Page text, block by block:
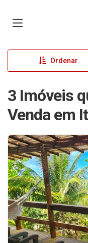
Ordenar
3 Imóveis
Venda em